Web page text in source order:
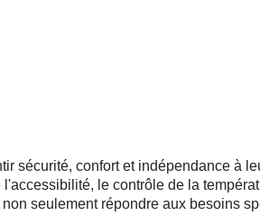
sécurité, confort et indépendance à
le contrôle de la
seulement répondre aux besoins